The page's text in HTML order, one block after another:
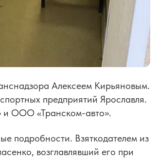
Алексеем Кирьяновым.
предприятий Ярославля.
ООО «Транском-авто».
подробности. Взяткодателем из
возглавлявший его при